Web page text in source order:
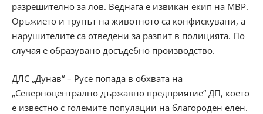
разрешително за лов. Веднага е извикан екип на МВР.
Оръжието и трупът на животното са конфискувани, а
нарушителите са отведени за разпит в полицията. По
случая е образувано досъдебно производство.
ДЛС „Дунав“ – Русе попада в обхвата на
„Северноцентрално държавно предприятие“ ДП, което
е известно с големите популации на благороден елен.